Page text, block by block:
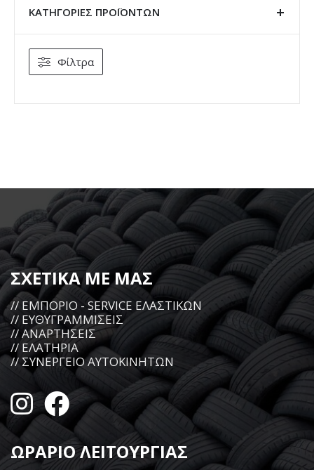
ΚΑΤΗΓΟΡΊΕΣ ΠΡΟΪΌΝΤΩΝ
Φίλτρα
ΣΧΕΤΙΚΑ ΜΕ ΜΑΣ
// ΕΜΠΟΡΙΟ - SERVICE ΕΛΑΣΤΙΚΩΝ
// ΕΥΘΥΓΡΑΜΜΙΣΕΙΣ
// ΑΝΑΡΤΗΣΕΙΣ
// ΕΛΑΤΗΡΙΑ
// ΣΥΝΕΡΓΕΙΟ ΑΥΤΟΚΙΝΗΤΩΝ
ΩΡΑΡΙΟ ΛΕΙΤΟΥΡΓΙΑΣ